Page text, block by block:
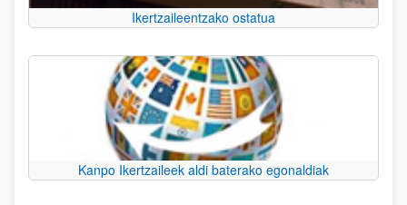
Ikertzaileentzako ostatua
Kanpo Ikertzaileek aldi baterako egonaldiak